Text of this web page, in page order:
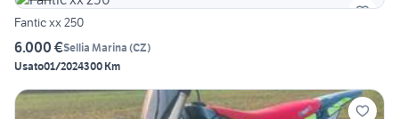
Fantic xx 250
6.000 €Sellia Marina (CZ)
Usato01/2024300 Km